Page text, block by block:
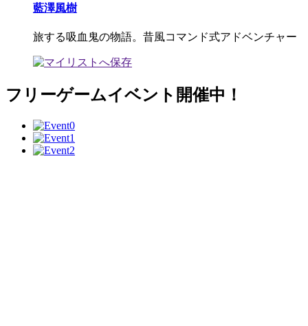
藍澤風樹
旅する吸血鬼の物語。昔風コマンド式アドベンチャー
フリーゲームイベント開催中！